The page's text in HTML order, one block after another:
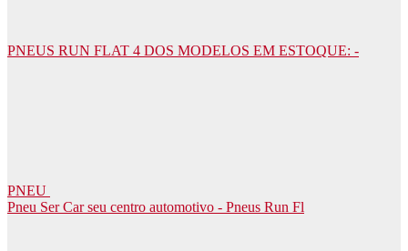
PNEUS RUN FLAT 4 DOS MODELOS EM ESTOQUE: -
PNEU
Pneu Ser Car seu centro automotivo - Pneus Run Fl